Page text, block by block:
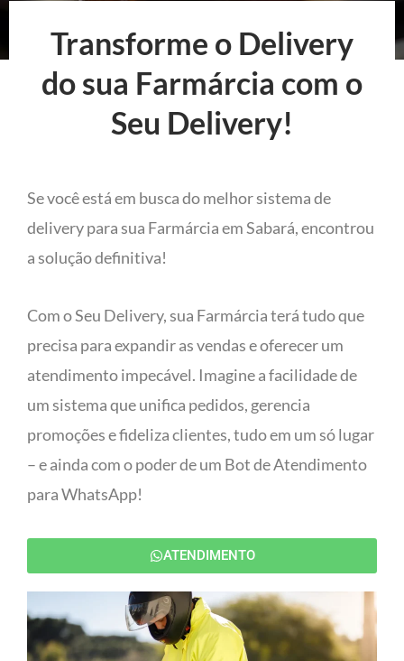
Transforme o Delivery
do sua Farmárcia com o
Seu Delivery!
Se você está em busca do melhor sistema de
delivery para sua Farmárcia em Sabará, encontrou
a solução definitiva!
Com o Seu Delivery, sua Farmárcia terá tudo que
precisa para expandir as vendas e oferecer um
atendimento impecável. Imagine a facilidade de
um sistema que unifica pedidos, gerencia
promoções e fideliza clientes, tudo em um só lugar
– e ainda com o poder de um Bot de Atendimento
para WhatsApp!
ATENDIMENTO